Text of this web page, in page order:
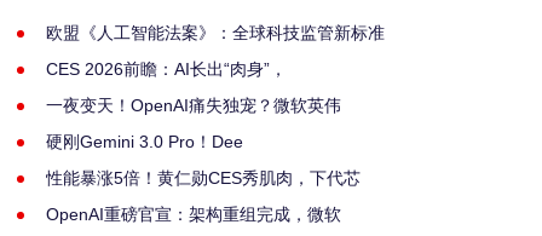
欧盟《人工智能法案》：全球科技监管新标准
CES 2026前瞻：AI长出“肉身”，
一夜变天！OpenAI痛失独宠？微软英伟
硬刚Gemini 3.0 Pro！Dee
性能暴涨5倍！黄仁勋CES秀肌肉，下代芯
OpenAI重磅官宣：架构重组完成，微软